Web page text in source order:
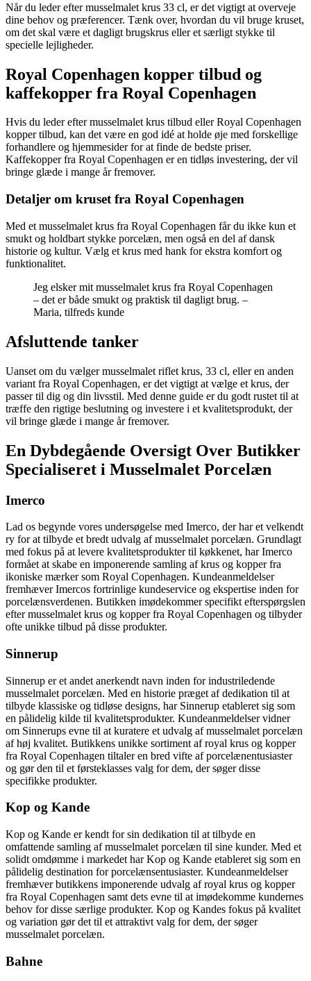
Når du leder efter musselmalet krus 33 cl, er det vigtigt at overveje
dine behov og præferencer. Tænk over, hvordan du vil bruge kruset,
om det skal være et dagligt brugskrus eller et særligt stykke til
specielle lejligheder.
Royal Copenhagen kopper tilbud og
kaffekopper fra Royal Copenhagen
Hvis du leder efter musselmalet krus tilbud eller Royal Copenhagen
kopper tilbud, kan det være en god idé at holde øje med forskellige
forhandlere og hjemmesider for at finde de bedste priser.
Kaffekopper fra Royal Copenhagen er en tidløs investering, der vil
bringe glæde i mange år fremover.
Detaljer om kruset fra Royal Copenhagen
Med et musselmalet krus fra Royal Copenhagen får du ikke kun et
smukt og holdbart stykke porcelæn, men også en del af dansk
historie og kultur. Vælg et krus med hank for ekstra komfort og
funktionalitet.
Jeg elsker mit musselmalet krus fra Royal Copenhagen
– det er både smukt og praktisk til dagligt brug. –
Maria, tilfreds kunde
Afsluttende tanker
Uanset om du vælger musselmalet riflet krus, 33 cl, eller en anden
variant fra Royal Copenhagen, er det vigtigt at vælge et krus, der
passer til dig og din livsstil. Med denne guide er du godt rustet til at
træffe den rigtige beslutning og investere i et kvalitetsprodukt, der
vil bringe glæde i mange år fremover.
En Dybdegående Oversigt Over Butikker
Specialiseret i Musselmalet Porcelæn
Imerco
Lad os begynde vores undersøgelse med Imerco, der har et velkendt
ry for at tilbyde et bredt udvalg af musselmalet porcelæn. Grundlagt
med fokus på at levere kvalitetsprodukter til køkkenet, har Imerco
formået at skabe en imponerende samling af krus og kopper fra
ikoniske mærker som Royal Copenhagen. Kundeanmeldelser
fremhæver Imercos fortrinlige kundeservice og ekspertise inden for
porcelænsverdenen. Butikken imødekommer specifikt efterspørgslen
efter musselmalet krus og kopper fra Royal Copenhagen og tilbyder
ofte unikke tilbud på disse produkter.
Sinnerup
Sinnerup er et andet anerkendt navn inden for industriledende
musselmalet porcelæn. Med en historie præget af dedikation til at
tilbyde klassiske og tidløse designs, har Sinnerup etableret sig som
en pålidelig kilde til kvalitetsprodukter. Kundeanmeldelser vidner
om Sinnerups evne til at kuratere et udvalg af musselmalet porcelæn
af høj kvalitet. Butikkens unikke sortiment af royal krus og kopper
fra Royal Copenhagen tiltaler en bred vifte af porcelænentusiaster
og gør den til et førsteklasses valg for dem, der søger disse
specifikke produkter.
Kop og Kande
Kop og Kande er kendt for sin dedikation til at tilbyde en
omfattende samling af musselmalet porcelæn til sine kunder. Med et
solidt omdømme i markedet har Kop og Kande etableret sig som en
pålidelig destination for porcelænsentusiaster. Kundeanmeldelser
fremhæver butikkens imponerende udvalg af royal krus og kopper
fra Royal Copenhagen samt dets evne til at imødekomme kundernes
behov for disse særlige produkter. Kop og Kandes fokus på kvalitet
og variation gør det til et attraktivt valg for dem, der søger
musselmalet porcelæn.
Bahne